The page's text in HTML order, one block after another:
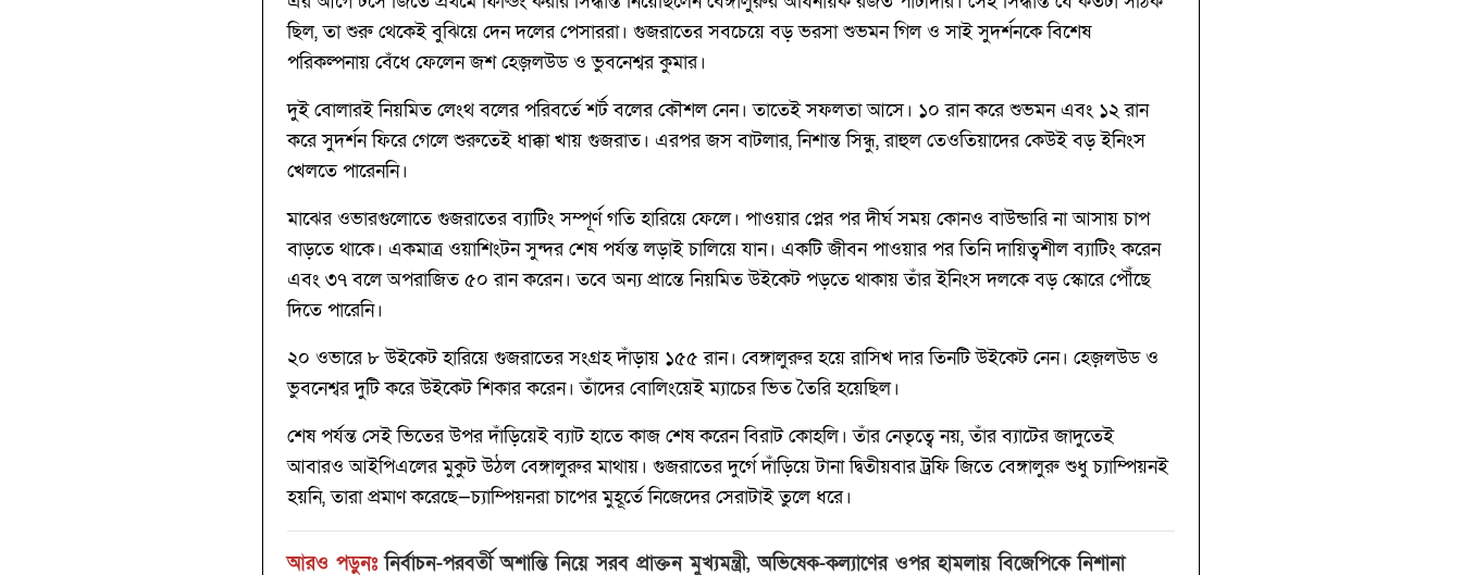
ছিল, তা শুরু থেকেই বুঝিয়ে দেন দলের পেসাররা। গুজরাতের সবচেয়ে বড় ভরসা শুভমন গিল ও সাই সুদর্শনকে বিশেষ
পরিকল্পনায় বেঁধে ফেলেন জশ হেজ়লউড ও ভুবনেশ্বর কুমার।
দুই বোলারই নিয়মিত লেংথ বলের পরিবর্তে শর্ট বলের কৌশল নেন। তাতেই সফলতা আসে। ১০ রান করে শুভমন এবং ১২ রান
করে সুদর্শন ফিরে গেলে শুরুতেই ধাক্কা খায় গুজরাত। এরপর জস বাটলার, নিশান্ত সিন্ধু, রাহুল তেওতিয়াদের কেউই বড় ইনিংস
খেলতে পারেননি।
মাঝের ওভারগুলোতে গুজরাতের ব্যাটিং সম্পূর্ণ গতি হারিয়ে ফেলে। পাওয়ার প্লের পর দীর্ঘ সময় কোনও বাউন্ডারি না আসায় চাপ
বাড়তে থাকে। একমাত্র ওয়াশিংটন সুন্দর শেষ পর্যন্ত লড়াই চালিয়ে যান। একটি জীবন পাওয়ার পর তিনি দায়িত্বশীল ব্যাটিং করেন
এবং ৩৭ বলে অপরাজিত ৫০ রান করেন। তবে অন্য প্রান্তে নিয়মিত উইকেট পড়তে থাকায় তাঁর ইনিংস দলকে বড় স্কোরে পৌঁছে
দিতে পারেনি।
২০ ওভারে ৮ উইকেট হারিয়ে গুজরাতের সংগ্রহ দাঁড়ায় ১৫৫ রান। বেঙ্গালুরুর হয়ে রাসিখ দার তিনটি উইকেট নেন। হেজ়লউড ও
ভুবনেশ্বর দুটি করে উইকেট শিকার করেন। তাঁদের বোলিংয়েই ম্যাচের ভিত তৈরি হয়েছিল।
শেষ পর্যন্ত সেই ভিতের উপর দাঁড়িয়েই ব্যাট হাতে কাজ শেষ করেন বিরাট কোহলি। তাঁর নেতৃত্বে নয়, তাঁর ব্যাটের জাদুতেই
আবারও আইপিএলের মুকুট উঠল বেঙ্গালুরুর মাথায়। গুজরাতের দুর্গে দাঁড়িয়ে টানা দ্বিতীয়বার ট্রফি জিতে বেঙ্গালুরু শুধু চ্যাম্পিয়নই
হয়নি, তারা প্রমাণ করেছে—চ্যাম্পিয়নরা চাপের মুহূর্তে নিজেদের সেরাটাই তুলে ধরে।
আরও পড়ুনঃ নির্বাচন-পরবর্তী অশান্তি নিয়ে সরব প্রাক্তন মুখ্যমন্ত্রী, অভিষেক-কল্যাণের ওপর হামলায় বিজেপিকে নিশানা